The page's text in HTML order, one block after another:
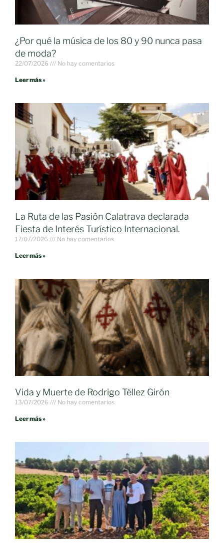
¿Por qué la música de los 80 y 90 nunca pasa
de moda?
22/07/2026 No hay comentarios
Leer más »
La Ruta de las Pasión Calatrava declarada
Fiesta de Interés Turístico Internacional.
17/07/2026 No hay comentarios
Leer más »
Vida y Muerte de Rodrigo Téllez Girón
13/07/2026 No hay comentarios
Leer más »